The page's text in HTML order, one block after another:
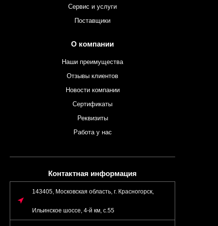
Сервис и услуги
Поставщики
О компании
Наши преимущества
Отзывы клиентов
Новости компании
Сертификаты
Реквизиты
Работа у нас
Контактная информация
143405, Московская область, г. Красногорск,
Ильинское шоссе, 4-й км, с.55